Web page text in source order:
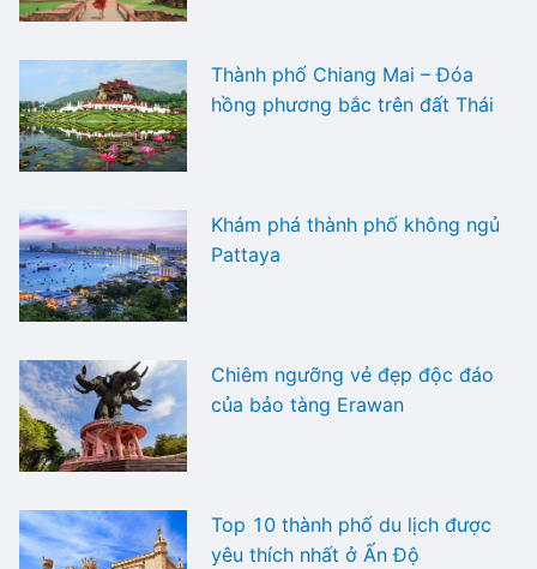
Thành phố Chiang Mai – Đóa
hồng phương bắc trên đất Thái
Khám phá thành phố không ngủ
Pattaya
Chiêm ngưỡng vẻ đẹp độc đáo
của bảo tàng Erawan
Top 10 thành phố du lịch được
yêu thích nhất ở Ấn Độ